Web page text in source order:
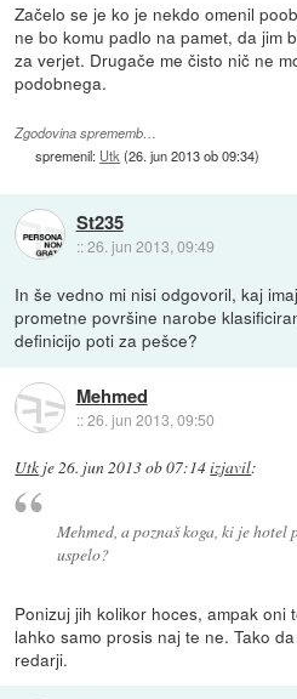
Začelo se je ko je nekdo omenil
ne bo komu padlo na pamet, da jim
za verjet. Drugače me čisto nič ne
podobnega.
Zgodovina sprememb…
spremenil: Utk(26. jun 2013 ob 09:34)
St235
::26. jun 2013, 09:49
In še vedno mi nisi odgovoril, kaj
prometne površine narobe
definicijo poti za pešce?
Mehmed
::26. jun 2013, 09:50
Utk je26. jun 2013 ob 07:14izjavil:
Mehmed, a poznaš koga, ki je
uspelo?
Ponizuj jih kolikor hoces, ampak oni
lahko samo prosis naj te ne. Tako
redarji.